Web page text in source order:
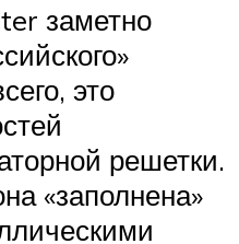
заметно
это
решетки.
«заполнена»